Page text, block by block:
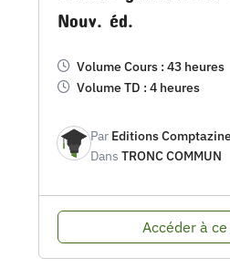
Nouv. éd.
Volume Cours : 43 heures
Volume TD : 4 heures
Par Editions
Dans TRONC COMMUN
Accéder à